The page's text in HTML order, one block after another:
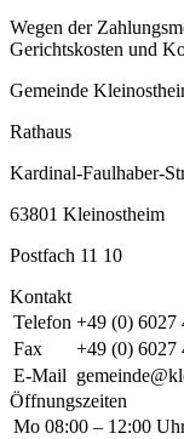
Wegen der
Gerichtskosten und
Gemeinde
Rathaus
Kardinal-Faulhaber-
63801 Kleinostheim
Postfach 11 10
Kontakt
Telefon +49 (0) 6027
Fax
+49 (0) 6027
E-Mail
Öffnungszeiten
Mo 08:00 – 12:00